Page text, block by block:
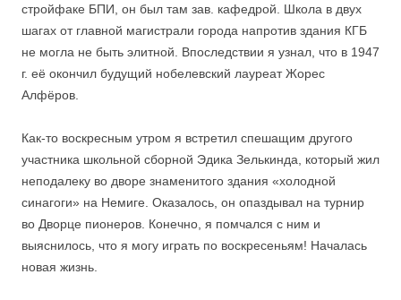
стройфаке БПИ, он был там зав. кафедрой. Школа в двух
шагах от главной магистрали города напротив здания КГБ
не могла не быть элитной. Впоследствии я узнал, что в 1947
г. её окончил будущий нобелевский лауреат Жорес
Алфёров.
Как-то воскресным утром я встретил спешащим другого
участника школьной сборной Эдика Зелькинда, который жил
неподалеку во дворе знаменитого здания «холодной
синагоги» на Немиге. Оказалось, он опаздывал на турнир
во Дворце пионеров. Конечно, я помчался с ним и
выяснилось, что я могу играть по воскресеньям! Началась
новая жизнь.